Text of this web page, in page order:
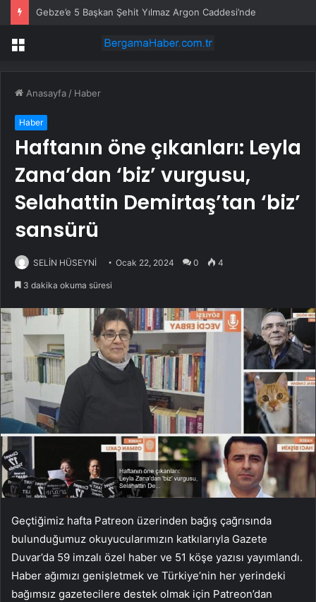
Gebze’e 5 Başkan Şehit Yılmaz Argon Caddesi’nde
Menü
Anasayfa / Haber
Haber
Haftanın öne çıkanları: Leyla
Zana’dan ‘biz’ vurgusu,
Selahattin Demirtaş’tan ‘biz’
sansürü
SELİN HÜSEYNİ Ocak 22, 2024 0 4
3 dakika okuma süresi
Geçtiğimiz hafta Patreon üzerinden bağış çağrısında
bulunduğumuz okuyucularımızın katkılarıyla Gazete
Duvar’da 59 imzalı özel haber ve 51 köşe yazısı yayımlandı.
Haber ağımızı genişletmek ve Türkiye’nin her yerindeki
bağımsız gazetecilere destek olmak için Patreon’dan